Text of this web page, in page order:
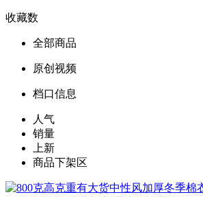
收藏数
全部商品
原创视频
档口信息
人气
销量
上新
商品下架区